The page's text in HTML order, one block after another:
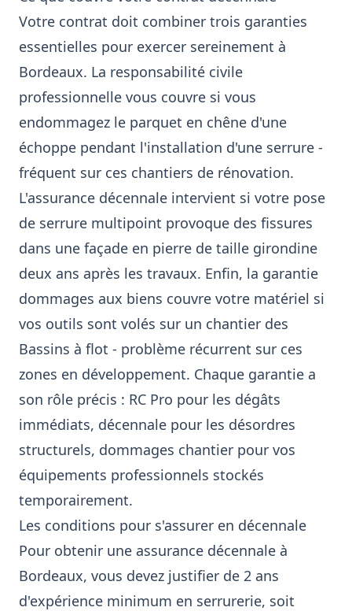
Votre contrat doit combiner trois garanties
essentielles pour exercer sereinement à
Bordeaux. La responsabilité civile
professionnelle vous couvre si vous
endommagez le parquet en chêne d'une
échoppe pendant l'installation d'une serrure -
fréquent sur ces chantiers de rénovation.
L'assurance décennale intervient si votre pose
de serrure multipoint provoque des fissures
dans une façade en pierre de taille girondine
deux ans après les travaux. Enfin, la garantie
dommages aux biens couvre votre matériel si
vos outils sont volés sur un chantier des
Bassins à flot - problème récurrent sur ces
zones en développement. Chaque garantie a
son rôle précis : RC Pro pour les dégâts
immédiats, décennale pour les désordres
structurels, dommages chantier pour vos
équipements professionnels stockés
temporairement.
Les conditions pour s'assurer en décennale
Pour obtenir une assurance décennale à
Bordeaux, vous devez justifier de 2 ans
d'expérience minimum en serrurerie, soit